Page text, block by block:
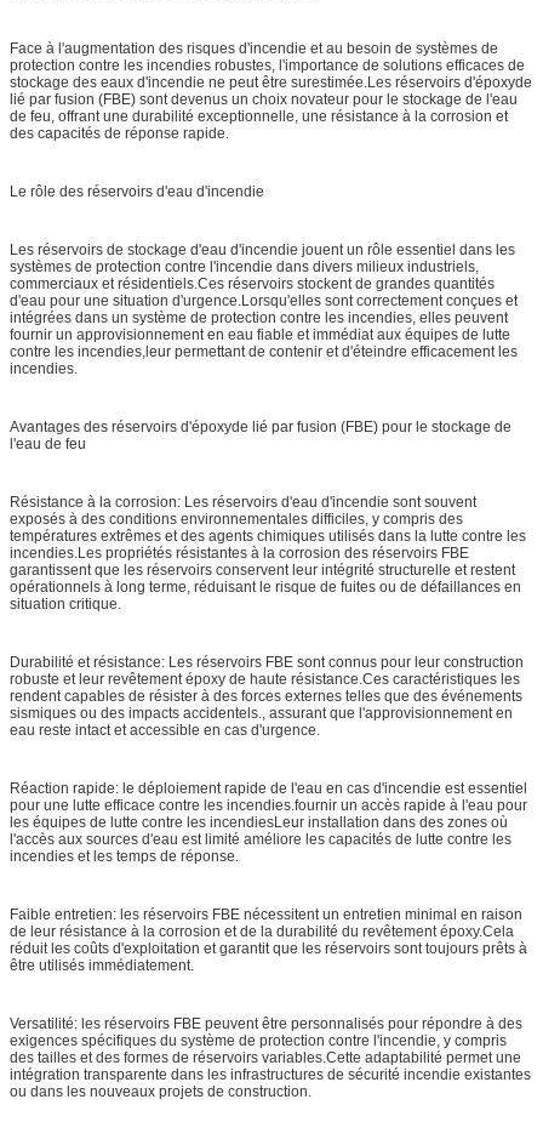
Face à l'augmentation des risques d'incendie et au besoin de systèmes de
protection contre les incendies robustes, l'importance de solutions efficaces de
stockage des eaux d'incendie ne peut être surestimée.Les réservoirs d'époxyde
lié par fusion (FBE) sont devenus un choix novateur pour le stockage de l'eau
de feu, offrant une durabilité exceptionnelle, une résistance à la corrosion et
des capacités de réponse rapide.
Le rôle des réservoirs d'eau d'incendie
Les réservoirs de stockage d'eau d'incendie jouent un rôle essentiel dans les
systèmes de protection contre l'incendie dans divers milieux industriels,
commerciaux et résidentiels.Ces réservoirs stockent de grandes quantités
d'eau pour une situation d'urgence.Lorsqu'elles sont correctement conçues et
intégrées dans un système de protection contre les incendies, elles peuvent
fournir un approvisionnement en eau fiable et immédiat aux équipes de lutte
contre les incendies,leur permettant de contenir et d'éteindre efficacement les
incendies.
Avantages des réservoirs d'époxyde lié par fusion (FBE) pour le stockage de
l'eau de feu
Résistance à la corrosion: Les réservoirs d'eau d'incendie sont souvent
exposés à des conditions environnementales difficiles, y compris des
températures extrêmes et des agents chimiques utilisés dans la lutte contre les
incendies.Les propriétés résistantes à la corrosion des réservoirs FBE
garantissent que les réservoirs conservent leur intégrité structurelle et restent
opérationnels à long terme, réduisant le risque de fuites ou de défaillances en
situation critique.
Durabilité et résistance: Les réservoirs FBE sont connus pour leur construction
robuste et leur revêtement époxy de haute résistance.Ces caractéristiques les
rendent capables de résister à des forces externes telles que des événements
sismiques ou des impacts accidentels., assurant que l'approvisionnement en
eau reste intact et accessible en cas d'urgence.
Réaction rapide: le déploiement rapide de l'eau en cas d'incendie est essentiel
pour une lutte efficace contre les incendies.fournir un accès rapide à l'eau pour
les équipes de lutte contre les incendiesLeur installation dans des zones où
l'accès aux sources d'eau est limité améliore les capacités de lutte contre les
incendies et les temps de réponse.
Faible entretien: les réservoirs FBE nécessitent un entretien minimal en raison
de leur résistance à la corrosion et de la durabilité du revêtement époxy.Cela
réduit les coûts d'exploitation et garantit que les réservoirs sont toujours prêts à
être utilisés immédiatement.
Versatilité: les réservoirs FBE peuvent être personnalisés pour répondre à des
exigences spécifiques du système de protection contre l'incendie, y compris
des tailles et des formes de réservoirs variables.Cette adaptabilité permet une
intégration transparente dans les infrastructures de sécurité incendie existantes
ou dans les nouveaux projets de construction.